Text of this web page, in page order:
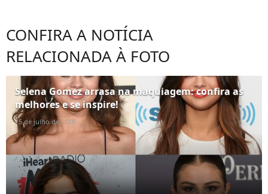
CONFIRA A NOTÍCIA
RELACIONADA À FOTO
Selena Gomez arrasa na maquiagem: confira as
melhores e se inspire!
15 de julho de 2018